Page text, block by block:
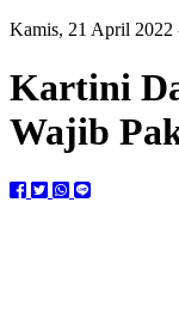
Kamis, 21 April 2022
Kartini
Wajib